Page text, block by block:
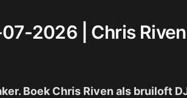
2026 | Chris
Boek Chris Riven als bruiloft